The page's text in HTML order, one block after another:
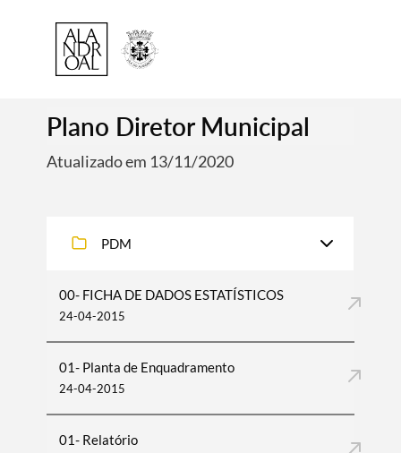
Plano Diretor Municipal
Atualizado em 13/11/2020
PDM
00- FICHA DE DADOS ESTATÍSTICOS
24-04-2015
01- Planta de Enquadramento
24-04-2015
01- Relatório